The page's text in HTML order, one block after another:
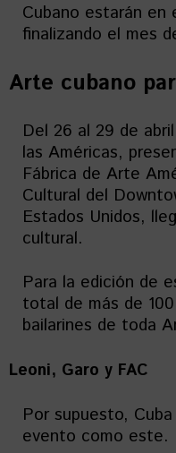
Cubano estarán
finalizando el mes
Arte cubano
Del 26 al 29 de
las Américas,
Fábrica de Arte
Cultural del
Estados Unidos,
cultural.
Para la edición de
total de más de
bailarines de toda
Leoni, Garo y FAC
Por supuesto,
evento como este.